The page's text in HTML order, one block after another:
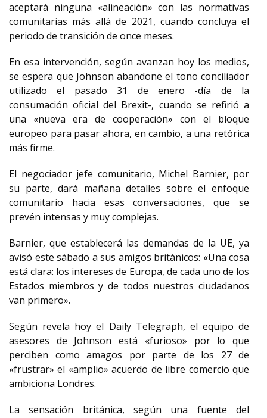
aceptará ninguna «alineación» con las normativas
comunitarias más allá de 2021, cuando concluya el
periodo de transición de once meses.
En esa intervención, según avanzan hoy los medios,
se espera que Johnson abandone el tono conciliador
utilizado el pasado 31 de enero -día de la
consumación oficial del Brexit-, cuando se refirió a
una «nueva era de cooperación» con el bloque
europeo para pasar ahora, en cambio, a una retórica
más firme.
El negociador jefe comunitario, Michel Barnier, por
su parte, dará mañana detalles sobre el enfoque
comunitario hacia esas conversaciones, que se
prevén intensas y muy complejas.
Barnier, que establecerá las demandas de la UE, ya
avisó este sábado a sus amigos británicos: «Una cosa
está clara: los intereses de Europa, de cada uno de los
Estados miembros y de todos nuestros ciudadanos
van primero».
Según revela hoy el Daily Telegraph, el equipo de
asesores de Johnson está «furioso» por lo que
perciben como amagos por parte de los 27 de
«frustrar» el «amplio» acuerdo de libre comercio que
ambiciona Londres.
La sensación británica, según una fuente del